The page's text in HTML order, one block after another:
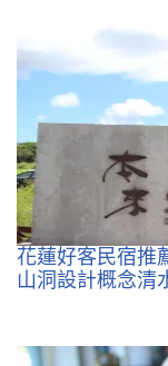
花蓮好客民宿推
山洞設計概念清